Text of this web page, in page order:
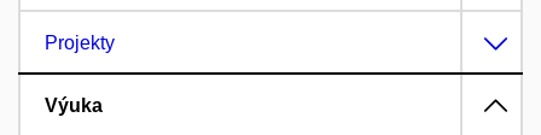
Projekty
Výuka